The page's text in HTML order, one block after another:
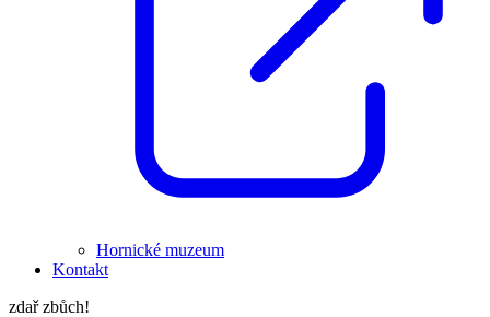
Hornické muzeum
Kontakt
zdař zbůch!